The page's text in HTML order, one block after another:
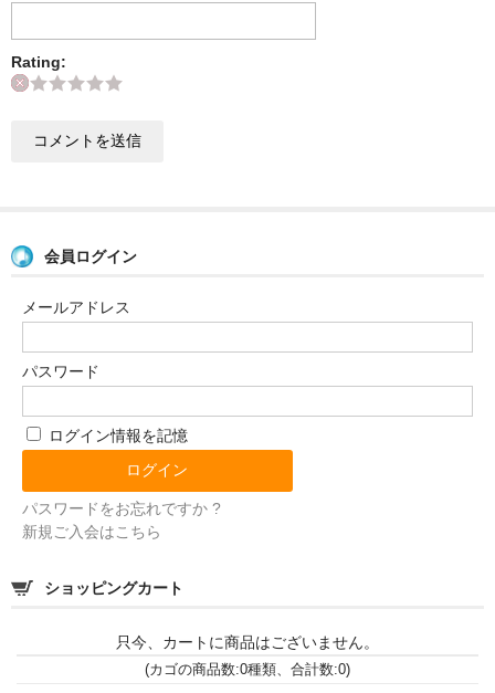
業者様へ
Rating:
会員ログイン
メールアドレス
パスワード
ログイン情報を記憶
パスワードをお忘れですか ?
新規ご入会はこちら
ショッピングカート
只今、カートに商品はございません。
(カゴの商品数:0種類、合計数:0)